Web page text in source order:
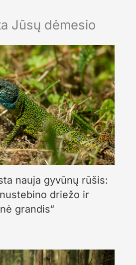
Jūsų dėmesio
nauja gyvūnų rūšis:
driežo ir
grandis“